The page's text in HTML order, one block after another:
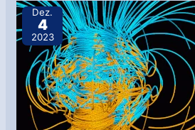
hellste
Gammablitz
aller
Zeiten
Dez.
4
2023